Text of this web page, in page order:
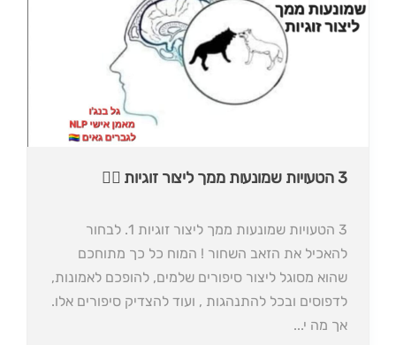
3 הטעויות שמונעות ממך ליצור זוגיות 🏳️‍🌈
3 הטעויות שמונעות ממך ליצור זוגיות 1. לבחור
להאכיל את הזאב השחור ! המוח כל כך מתוחכם
שהוא מסוגל ליצור סיפורים שלמים, להופכם לאמונות,
לדפוסים ובכל להתנהגות , ועוד להצדיק סיפורים אלו.
אך מה י...